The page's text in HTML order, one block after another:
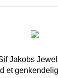
Jakobs
et